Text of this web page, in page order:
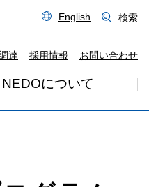
English 検索
達 採用情報 お問い合わせ
NEDOについて